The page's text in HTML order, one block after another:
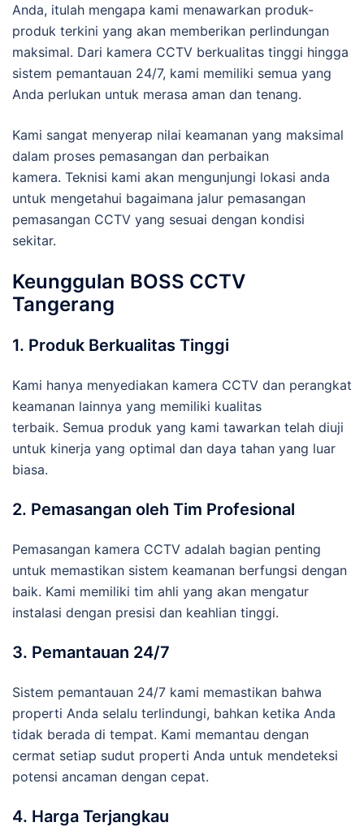
Anda, itulah mengapa kami menawarkan produk-
produk terkini yang akan memberikan perlindungan
maksimal. Dari kamera CCTV berkualitas tinggi hingga
sistem pemantauan 24/7, kami memiliki semua yang
Anda perlukan untuk merasa aman dan tenang.
Kami sangat menyerap nilai keamanan yang maksimal
dalam proses pemasangan dan perbaikan
kamera. Teknisi kami akan mengunjungi lokasi anda
untuk mengetahui bagaimana jalur pemasangan
pemasangan CCTV yang sesuai dengan kondisi
sekitar.
Keunggulan BOSS CCTV
Tangerang
1. Produk Berkualitas Tinggi
Kami hanya menyediakan kamera CCTV dan perangkat
keamanan lainnya yang memiliki kualitas
terbaik. Semua produk yang kami tawarkan telah diuji
untuk kinerja yang optimal dan daya tahan yang luar
biasa.
2. Pemasangan oleh Tim Profesional
Pemasangan kamera CCTV adalah bagian penting
untuk memastikan sistem keamanan berfungsi dengan
baik. Kami memiliki tim ahli yang akan mengatur
instalasi dengan presisi dan keahlian tinggi.
3. Pemantauan 24/7
Sistem pemantauan 24/7 kami memastikan bahwa
properti Anda selalu terlindungi, bahkan ketika Anda
tidak berada di tempat. Kami memantau dengan
cermat setiap sudut properti Anda untuk mendeteksi
potensi ancaman dengan cepat.
4. Harga Terjangkau